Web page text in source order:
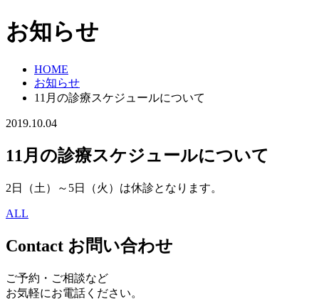
お知らせ
HOME
お知らせ
11月の診療スケジュールについて
2019.10.04
11月の診療スケジュールについて
2日（土）～5日（火）は休診となります。
ALL
Contact お問い合わせ
ご予約・ご相談など
お気軽にお電話ください。